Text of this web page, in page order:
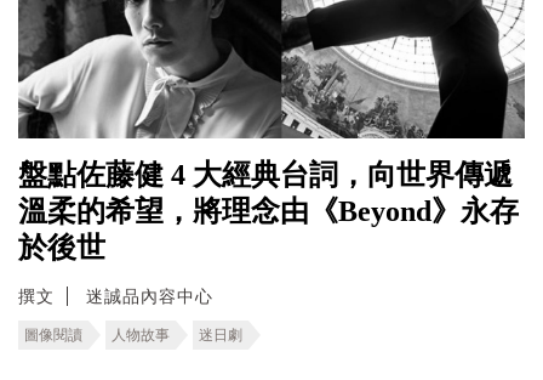
盤點佐藤健 4 大經典台詞，向世界傳遞
溫柔的希望，將理念由《Beyond》永存
於後世
撰文 迷誠品內容中心
圖像閱讀 人物故事 迷日劇